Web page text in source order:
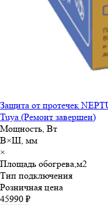
Защита от протечек
Tuya (Ремонт завершен)
Мощность, Вт
В×Ш, мм
×
Площадь обогрева,м2
Тип подключения
Розничная цена
45990 ₽